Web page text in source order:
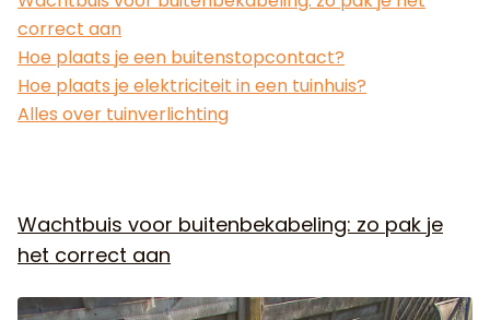
correct aan
Hoe plaats je een buitenstopcontact?
Hoe plaats je elektriciteit in een tuinhuis?
Alles over tuinverlichting
Wachtbuis voor buitenbekabeling: zo pak je
het correct aan